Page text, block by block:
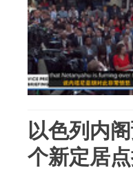
以色列内
个新定居